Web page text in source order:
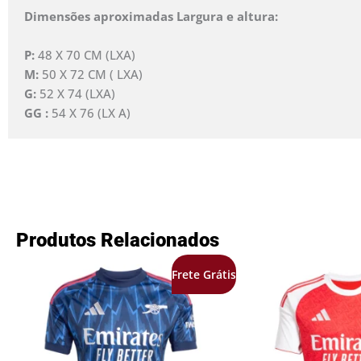
Dimensões aproximadas Largura e altura:
P: 48 X 70 CM (LXA)
M: 50 X 72 CM ( LXA)
G: 52 X 74 (LXA)
GG : 54 X 76 (LX A)
Produtos Relacionados
Frete Grátis
O
preço
original
era:
O
preço
atual
é:
O
preço
era: